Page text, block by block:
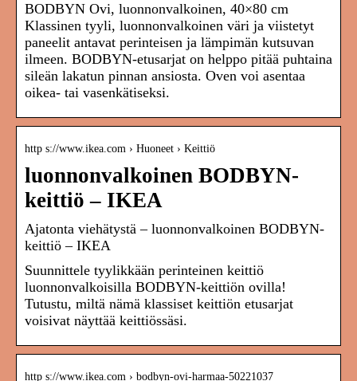
BODBYN Ovi, luonnonvalkoinen, 40×80 cm
Klassinen tyyli, luonnonvalkoinen väri ja viistetyt
paneelit antavat perinteisen ja lämpimän kutsuvan
ilmeen. BODBYN-etusarjat on helppo pitää puhtaina
sileän lakatun pinnan ansiosta. Oven voi asentaa
oikea- tai vasenkätiseksi.
http s://www.ikea.com › Huoneet › Keittiö
luonnonvalkoinen BODBYN-
keittiö – IKEA
Ajatonta viehätystä – luonnonvalkoinen BODBYN-
keittiö – IKEA
Suunnittele tyylikkään perinteinen keittiö
luonnonvalkoisilla BODBYN-keittiön ovilla!
Tutustu, miltä nämä klassiset keittiön etusarjat
voisivat näyttää keittiössäsi.
http s://www.ikea.com › bodbyn-ovi-harmaa-50221037